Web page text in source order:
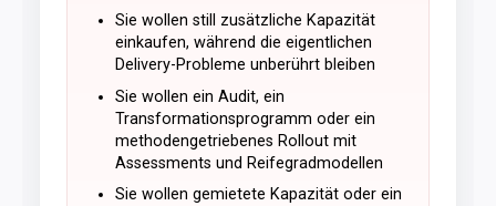
Sie wollen still zusätzliche Kapazität
einkaufen, während die eigentlichen
Delivery-Probleme unberührt bleiben
Sie wollen ein Audit, ein
Transformationsprogramm oder ein
methodengetriebenes Rollout mit
Assessments und Reifegradmodellen
Sie wollen gemietete Kapazität oder ein